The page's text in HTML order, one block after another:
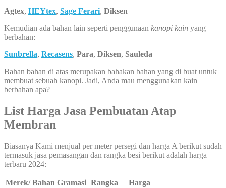
Agtex, HEYtex, Sage Ferari, Diksen
Kemudian ada bahan lain seperti penggunaan kanopi kain yang
berbahan:
Sunbrella, Recasens, Para, Diksen, Sauleda
Bahan bahan di atas merupakan bahakan bahan yang di buat untuk
membuat sebuah kanopi. Jadi, Anda mau menggunakan kain
berbahan apa?
List Harga Jasa Pembuatan Atap
Membran
Biasanya Kami menjual per meter persegi dan harga A berikut sudah
termasuk jasa pemasangan dan rangka besi berikut adalah harga
terbaru 2024:
Merek/ Bahan Gramasi Rangka
Harga